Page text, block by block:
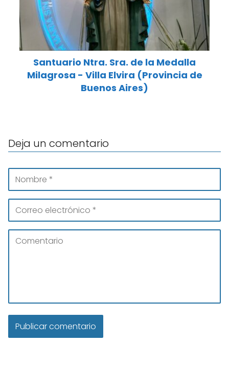
Santuario Ntra. Sra. de la Medalla
Milagrosa - Villa Elvira (Provincia de
Buenos Aires)
Deja un comentario